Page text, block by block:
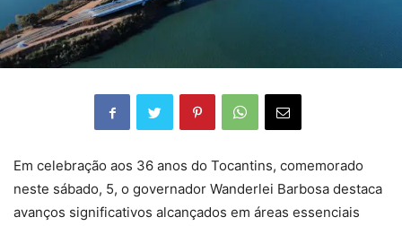
Em celebração aos 36 anos do Tocantins, comemorado
neste sábado, 5, o governador Wanderlei Barbosa destaca
avanços significativos alcançados em áreas essenciais